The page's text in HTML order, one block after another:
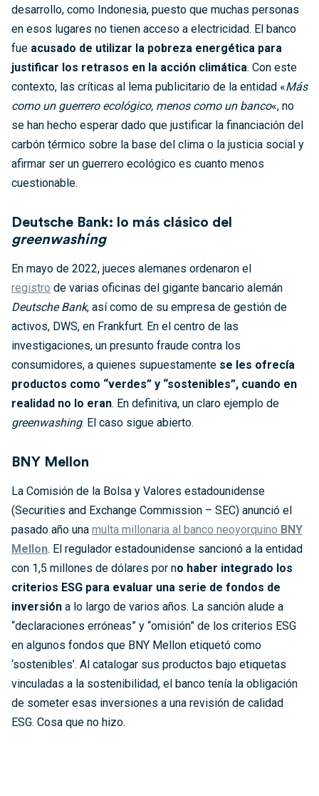
desarrollo, como Indonesia, puesto que muchas personas
en esos lugares no tienen acceso a electricidad. El banco
fue acusado de utilizar la pobreza energética para
justificar los retrasos en la acción climática. Con este
contexto, las críticas al lema publicitario de la entidad «Más
como un guerrero ecológico, menos como un banco«, no
se han hecho esperar dado que justificar la financiación del
carbón térmico sobre la base del clima o la justicia social y
afirmar ser un guerrero ecológico es cuanto menos
cuestionable.
Deutsche Bank: lo más clásico del
greenwashing
En mayo de 2022, jueces alemanes ordenaron el
registro de varias oficinas del gigante bancario alemán
Deutsche Bank, así como de su empresa de gestión de
activos, DWS, en Frankfurt. En el centro de las
investigaciones, un presunto fraude contra los
consumidores, a quienes supuestamente se les ofrecía
productos como “verdes” y “sostenibles”, cuando en
realidad no lo eran. En definitiva, un claro ejemplo de
greenwashing. El caso sigue abierto.
BNY Mellon
La Comisión de la Bolsa y Valores estadounidense
(Securities and Exchange Commission – SEC) anunció el
pasado año una multa millonaria al banco neoyorquino BNY
Mellon. El regulador estadounidense sancionó a la entidad
con 1,5 millones de dólares por no haber integrado los
criterios ESG para evaluar una serie de fondos de
inversión a lo largo de varios años. La sanción alude a
“declaraciones erróneas” y “omisión” de los criterios ESG
en algunos fondos que BNY Mellon etiquetó como
‘sostenibles’. Al catalogar sus productos bajo etiquetas
vinculadas a la sostenibilidad, el banco tenía la obligación
de someter esas inversiones a una revisión de calidad
ESG. Cosa que no hizo.